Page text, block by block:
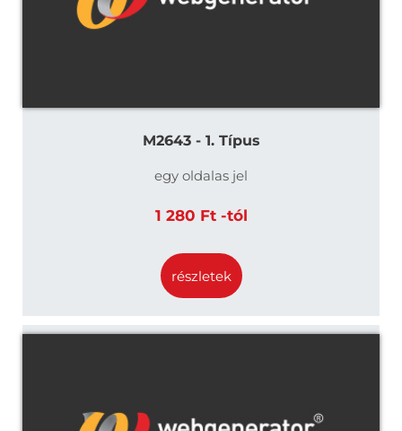
M2643 - 1. Típus
egy oldalas jel
1 280 Ft -tól
részletek